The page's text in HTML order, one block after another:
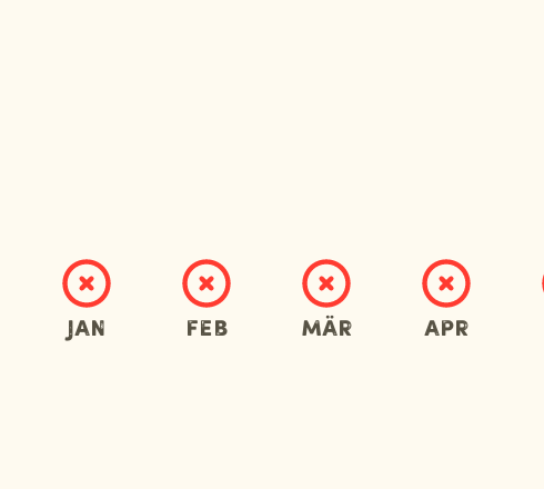
Jan Feb Mär Apr